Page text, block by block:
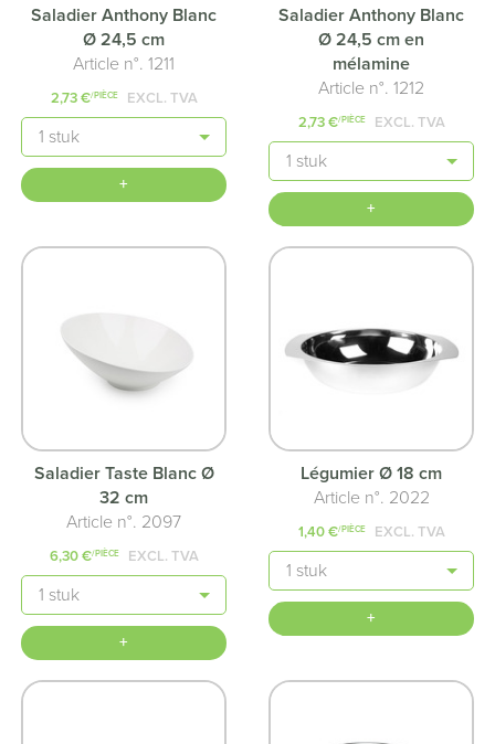
Saladier Anthony Blanc
Ø 24,5 cm
Article n°. 1211
2,73 €/PIÈCE EXCL. TVA
Quantité
+
Saladier Anthony Blanc
Ø 24,5 cm en
mélamine
Article n°. 1212
2,73 €/PIÈCE EXCL. TVA
Quantité
+
Saladier Taste Blanc Ø
32 cm
Article n°. 2097
6,30 €/PIÈCE EXCL. TVA
Quantité
+
Légumier Ø 18 cm
Article n°. 2022
1,40 €/PIÈCE EXCL. TVA
Quantité
+